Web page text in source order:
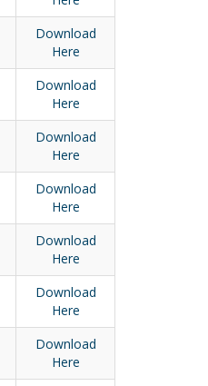
Download
Here
Download
Here
Download
Here
Download
Here
Download
Here
Download
Here
Download
Here